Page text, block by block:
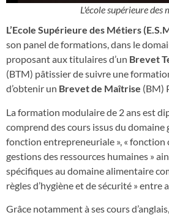
L'école supérieure des
L’Ecole Supérieure des Métiers
son panel de formations, dans le
proposant aux titulaires d’un Brevet
(BTM) pâtissier de suivre une
d’obtenir un Brevet de Maîtrise (BM)
La formation modulaire de 2 ans est
comprend des cours issus du domaine
fonction entrepreneuriale », « fonction
gestions des ressources humaines »
spécifiques au domaine alimentaire
règles d’hygiène et de sécurité » entre
Grâce notamment à ses cours